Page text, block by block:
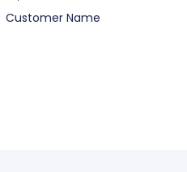
Customer Name